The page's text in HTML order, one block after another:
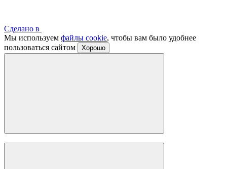
Сделано в
Мы используем файлы cookie, чтобы вам было удобнее
пользоваться сайтом
Хорошо